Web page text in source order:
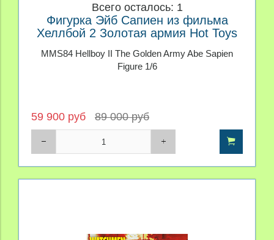
Всего осталось: 1
Фигурка Эйб Сапиен из фильма
Хеллбой 2 Золотая армия Hot Toys
MMS84 Hellboy II The Golden Army Abe Sapien
Figure 1/6
59 900 руб 89 000 руб